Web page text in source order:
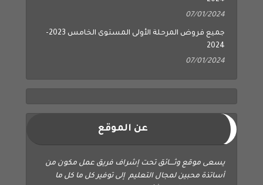
07/01/2024
جميع فروض المرحلة الأولى المستوى الخامس 2023-
2024
07/01/2024
عن الموقع
يسعى موقع وثــــائق تحت إشراف فريق عمل مكون من
أساتذة محبين لمجال التعليم إلى توفير كل ما كل ما